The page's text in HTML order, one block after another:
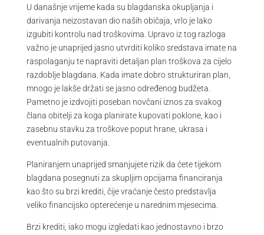
U današnje vrijeme kada su blagdanska okupljanja i
darivanja neizostavan dio naših običaja, vrlo je lako
izgubiti kontrolu nad troškovima. Upravo iz tog razloga
važno je unaprijed jasno utvrditi koliko sredstava imate na
raspolaganju te napraviti detaljan plan troškova za cijelo
razdoblje blagdana. Kada imate dobro strukturiran plan,
mnogo je lakše držati se jasno određenog budžeta.
Pametno je izdvojiti poseban novčani iznos za svakog
člana obitelji za koga planirate kupovati poklone, kao i
zasebnu stavku za troškove poput hrane, ukrasa i
eventualnih putovanja.
Planiranjem unaprijed smanjujete rizik da ćete tijekom
blagdana posegnuti za skupljim opcijama financiranja
kao što su brzi krediti, čije vraćanje često predstavlja
veliko financijsko opterećenje u narednim mjesecima.
Brzi krediti, iako mogu izgledati kao jednostavno i brzo